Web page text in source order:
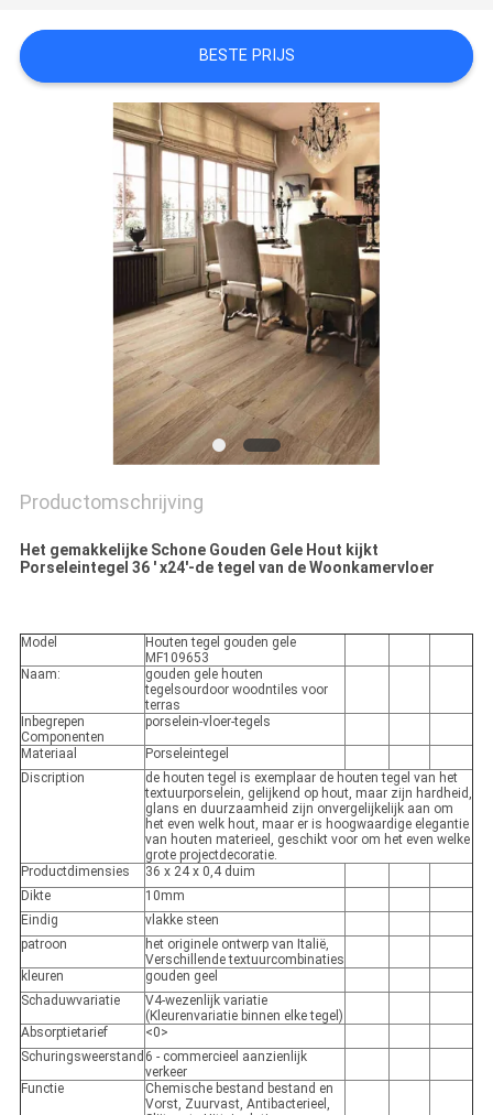
SITEMAP
PRIVACYBELEID
BESTE PRIJS
Productomschrijving
Het gemakkelijke Schone Gouden Gele Hout kijkt
Porseleintegel 36 ' x24'-de tegel van de Woonkamervloer
Model
Houten tegel gouden gele
MF109653
Naam:
gouden gele houten
tegelsourdoor woodntiles voor
terras
Inbegrepen
Componenten
porselein-vloer-tegels
Materiaal
Porseleintegel
Discription
de houten tegel is exemplaar de houten tegel van het
textuurporselein, gelijkend op hout, maar zijn hardheid,
glans en duurzaamheid zijn onvergelijkelijk aan om
het even welk hout, maar er is hoogwaardige elegantie
van houten materieel, geschikt voor om het even welke
grote projectdecoratie.
Productdimensies
36 x 24 x 0,4 duim
Dikte
10mm
Eindig
vlakke steen
patroon
het originele ontwerp van Italië,
Verschillende textuurcombinaties
kleuren
gouden geel
Schaduwvariatie
V4-wezenlijk variatie
(Kleurenvariatie binnen elke tegel)
Absorptietarief
<0>
Schuringsweerstand 6 - commercieel aanzienlijk
verkeer
Functie
Chemische bestand bestand en
Vorst, Zuurvast, Antibacterieel,